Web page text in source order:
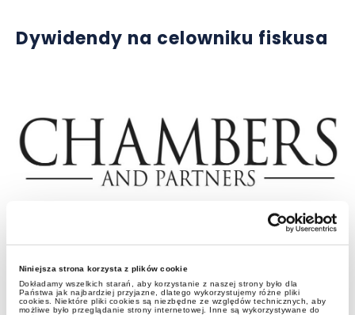
Niniejsza strona korzysta z plików cookie
Dokładamy wszelkich starań, aby korzystanie z naszej strony było dla
Państwa jak najbardziej przyjazne, dlatego wykorzystujemy różne pliki
cookies. Niektóre pliki cookies są niezbędne ze względów technicznych, aby
możliwe było przeglądanie strony internetowej. Inne są wykorzystywane do
Dywidendy na celowniku fiskusa
1. miejsce w rankingu Chambers
Private Wealth Law in Poland